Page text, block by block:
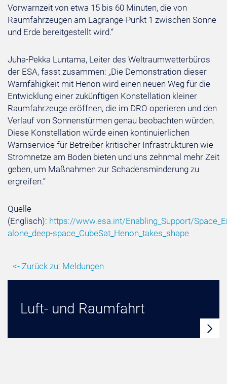
Vorwarnzeit von etwa 15 bis 60 Minuten, die von
Raumfahrzeugen am Lagrange-Punkt 1 zwischen Sonne
und Erde bereitgestellt wird.“
Juha-Pekka Luntama, Leiter des Weltraumwetterbüros
der ESA, fasst zusammen: „Die Demonstration dieser
Warnfähigkeit mit Henon wird einen neuen Weg für die
Entwicklung einer zukünftigen Konstellation kleiner
Raumfahrzeuge eröffnen, die im DRO operieren und den
Verlauf von Sonnenstürmen genau beobachten würden.
Diese Konstellation würde einen kontinuierlichen
Warnservice für Betreiber kritischer Infrastrukturen wie
Stromnetze am Boden bieten und uns zehnmal mehr Zeit
geben, um Maßnahmen zur Schadensminderung zu
ergreifen.“
Quelle
(Englisch): https://www.esa.int/Enabling_Support/
alone_deep-space_CubeSat_Henon_takes_shape
<- Zurück zu: Meldungen
Luft- und Raumfahrt